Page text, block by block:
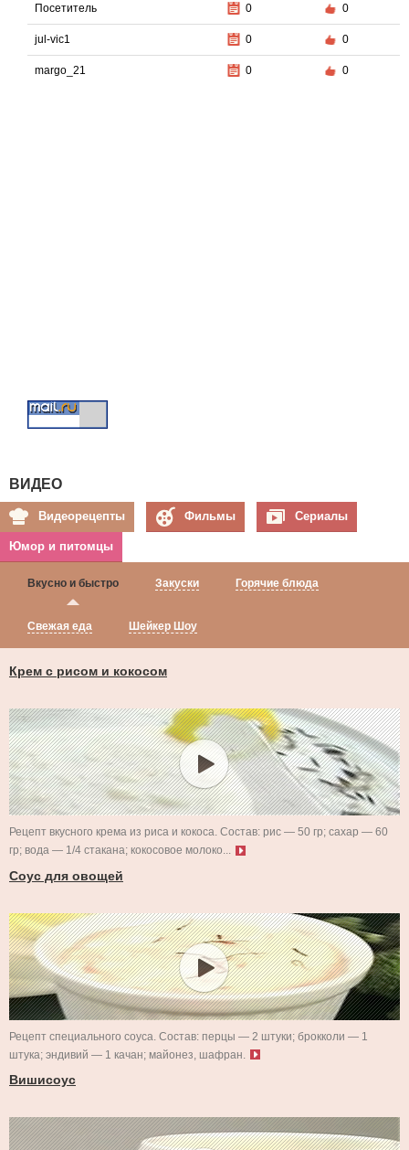
Посетитель 0 0
jul-vic1 0 0
margo_21 0 0
ВИДЕО
Видеорецепты Фильмы Сериалы
Юмор и питомцы
Вкусно и быстро Закуски Горячие блюда
Свежая еда Шейкер Шоу
Крем с рисом и кокосом
Рецепт вкусного крема из риса и кокоса. Состав: рис — 50 гр; сахар — 60
гр; вода — 1/4 стакана; кокосовое молоко...
Соус для овощей
Рецепт специального соуса. Состав: перцы — 2 штуки; брокколи — 1
штука; эндивий — 1 качан; майонез, шафран.
Вишисоус